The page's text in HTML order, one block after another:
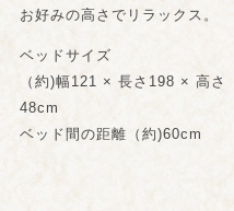
お好みの高さでリラックス。
ベッドサイズ
（約)幅121 × 長さ198 × 高さ
48cm
ベッド間の距離（約)60cm